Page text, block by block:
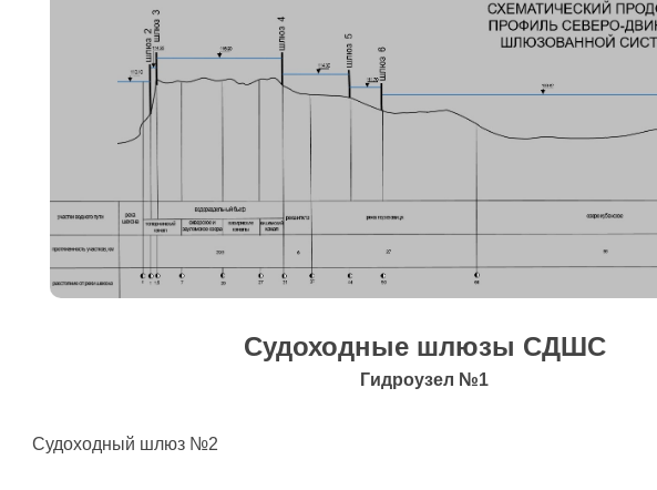
Судоходные шлюзы СДШС
Гидроузел №1
Судоходный шлюз №2